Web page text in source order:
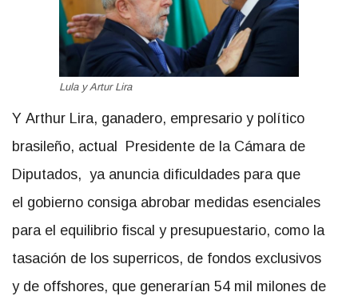
Lula y Artur Lira
Y Arthur Lira, ganadero, empresario y político
brasileño, actual Presidente de la Cámara de
Diputados, ya anuncia dificuldades para que
el gobierno consiga abrobar medidas esenciales
para el equilibrio fiscal y presupuestario, como la
tasación de los superricos, de fondos exclusivos
y de offshores, que generarían 54 mil milones de